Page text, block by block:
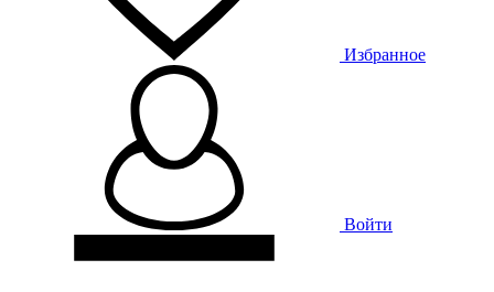
Избранное
Войти